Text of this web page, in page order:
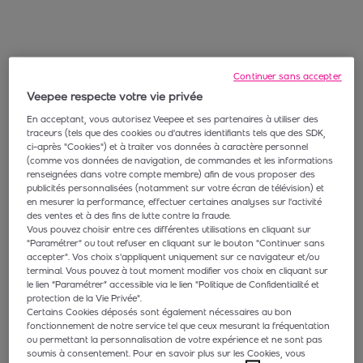
Veepee respecte votre vie privée
En acceptant, vous autorisez Veepee et ses partenaires à utiliser des
traceurs (tels que des cookies ou d'autres identifiants tels que des SDK,
ci-après "Cookies") et à traiter vos données à caractère personnel
(comme vos données de navigation, de commandes et les informations
renseignées dans votre compte membre) afin de vous proposer des
publicités personnalisées (notamment sur votre écran de télévision) et
en mesurer la performance, effectuer certaines analyses sur l'activité
des ventes et à des fins de lutte contre la fraude.
Vous pouvez choisir entre ces différentes utilisations en cliquant sur
"Paramétrer" ou tout refuser en cliquant sur le bouton "Continuer sans
accepter". Vos choix s'appliquent uniquement sur ce navigateur et/ou
terminal. Vous pouvez à tout moment modifier vos choix en cliquant sur
le lien “Paramétrer” accessible via le lien "Politique de Confidentialité et
protection de la Vie Privée".
Certains Cookies déposés sont également nécessaires au bon
fonctionnement de notre service tel que ceux mesurant la fréquentation
ou permettant la personnalisation de votre expérience et ne sont pas
soumis à consentement. Pour en savoir plus sur les Cookies, vous
Continuer sans accepter